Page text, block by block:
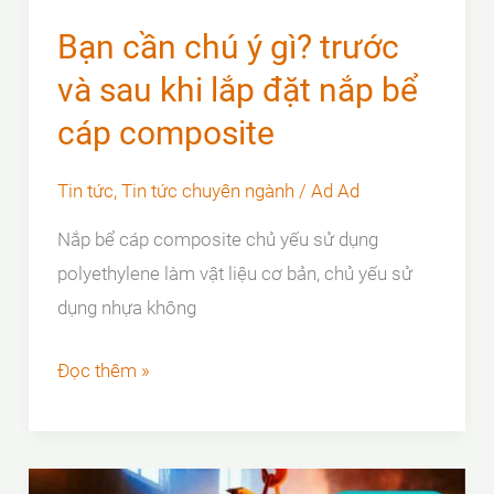
Bạn cần chú ý gì? trước
và sau khi lắp đặt nắp bể
cáp composite
Tin tức, Tin tức chuyên ngành / Ad Ad
Nắp bể cáp composite chủ yếu sử dụng
polyethylene làm vật liệu cơ bản, chủ yếu sử
dụng nhựa không
Bạn
ý
Đọc thêm »